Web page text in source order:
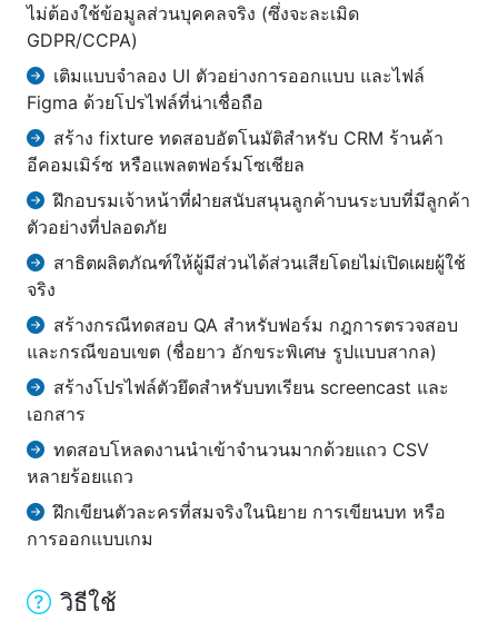
ไม่ต้องใช้ข้อมูลส่วนบุคคลจริง (ซึ่งจะละเมิด
GDPR/CCPA)
เติมแบบจำลอง UI ตัวอย่างการออกแบบ และไฟล์
Figma ด้วยโปรไฟล์ที่น่าเชื่อถือ
สร้าง fixture ทดสอบอัตโนมัติสำหรับ CRM ร้านค้า
อีคอมเมิร์ซ หรือแพลตฟอร์มโซเชียล
ฝึกอบรมเจ้าหน้าที่ฝ่ายสนับสนุนลูกค้าบนระบบที่มีลูกค้า
ตัวอย่างที่ปลอดภัย
สาธิตผลิตภัณฑ์ให้ผู้มีส่วนได้ส่วนเสียโดยไม่เปิดเผยผู้ใช้
จริง
สร้างกรณีทดสอบ QA สำหรับฟอร์ม กฎการตรวจสอบ
และกรณีขอบเขต (ชื่อยาว อักขระพิเศษ รูปแบบสากล)
สร้างโปรไฟล์ตัวยึดสำหรับบทเรียน screencast และ
เอกสาร
ทดสอบโหลดงานนำเข้าจำนวนมากด้วยแถว CSV
หลายร้อยแถว
ฝึกเขียนตัวละครที่สมจริงในนิยาย การเขียนบท หรือ
การออกแบบเกม
วิธีใช้